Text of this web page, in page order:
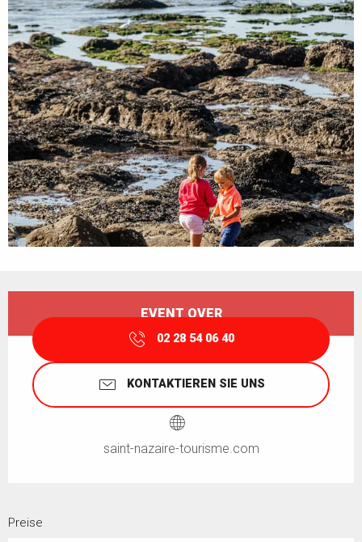
EVENT OVER
02 28 54 06 40
KONTAKTIEREN SIE UNS
saint-nazaire-tourisme.com
Preise